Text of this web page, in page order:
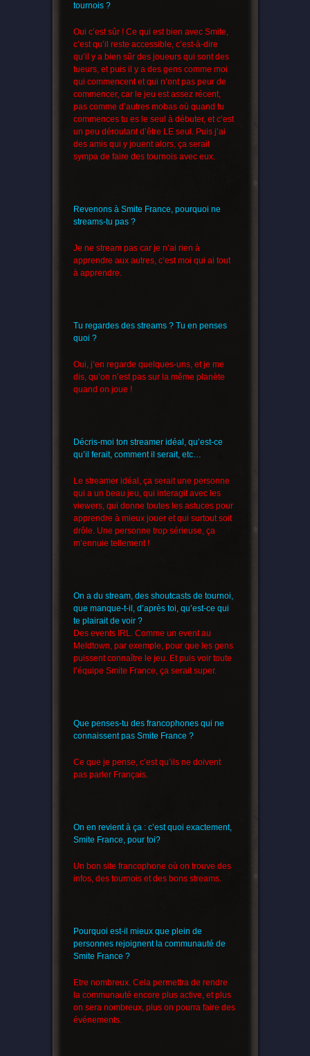
tournois ?
Oui c’est sûr ! Ce qui est bien avec Smite,
c’est qu’il reste accessible, c’est-à-dire
qu’il y a bien sûr des joueurs qui sont des
tueurs, et puis il y a des gens comme moi
qui commencent et qui n’ont pas peur de
commencer, car le jeu est assez récent,
pas comme d’autres mobas où quand tu
commences tu es le seul à débuter, et c’est
un peu déroutant d’être LE seul. Puis j’ai
des amis qui y jouent alors, ça serait
sympa de faire des tournois avec eux.
Revenons à Smite France, pourquoi ne
streams-tu pas ?
Je ne stream pas car je n’ai rien à
apprendre aux autres, c’est moi qui ai tout
à apprendre.
Tu regardes des streams ? Tu en penses
quoi ?
Oui, j’en regarde quelques-uns, et je me
dis, qu’on n’est pas sur la même planète
quand on joue !
Décris-moi ton streamer idéal, qu’est-ce
qu’il ferait, comment il serait, etc…
Le streamer idéal, ça serait une personne
qui a un beau jeu, qui interagit avec les
viewers, qui donne toutes les astuces pour
apprendre à mieux jouer et qui surtout soit
drôle. Une personne trop sérieuse, ça
m’ennuie tellement !
On a du stream, des shoutcasts de tournoi,
que manque-t-il, d’après toi, qu’est-ce qui
te plairait de voir ?
Des events IRL. Comme un event au
Meldtown, par exemple, pour que les gens
puissent connaître le jeu. Et puis voir toute
l’équipe Smite France, ça serait super.
Que penses-tu des francophones qui ne
connaissent pas Smite France ?
Ce que je pense, c’est qu’ils ne doivent
pas parler Français.
On en revient à ça : c’est quoi exactement,
Smite France, pour toi?
Un bon site francophone où on trouve des
infos, des tournois et des bons streams.
Pourquoi est-il mieux que plein de
personnes rejoignent la communauté de
Smite France ?
Etre nombreux. Cela permettra de rendre
la communauté encore plus active, et plus
on sera nombreux, plus on pourra faire des
événements.